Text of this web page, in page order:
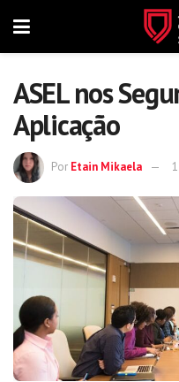
ASEL nos
Aplicação
Por Etain Mikaela